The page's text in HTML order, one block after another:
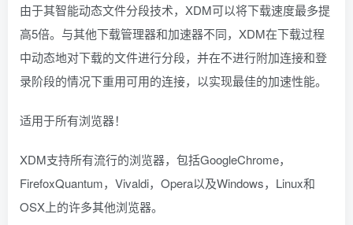
由于其智能动态文件分段技术，XDM可以将下载速度最多提
高5倍。与其他下载管理器和加速器不同，XDM在下载过程
中动态地对下载的文件进行分段，并在不进行附加连接和登
录阶段的情况下重用可用的连接，以实现最佳的加速性能。
适用于所有浏览器！
XDM支持所有流行的浏览器，包括GoogleChrome，
FirefoxQuantum，Vivaldi，Opera以及Windows，Linux和
OSX上的许多其他浏览器。